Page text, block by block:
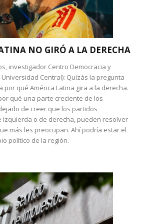
NO GIRÓ A LA DERECHA
investigador Centro Democracia y
Central): Quizás la pregunta
por qué América Latina gira a la derecha.
qué una parte creciente de los
de creer que los partidos
izquierda o de derecha, pueden resolver
más les preocupan. Ahí podría estar el
político de la región.